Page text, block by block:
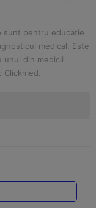
sunt pentru educatie
medical. Este
unul din medicii